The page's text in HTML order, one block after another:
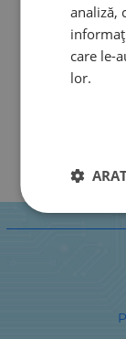
analiză,
care le-
lor.